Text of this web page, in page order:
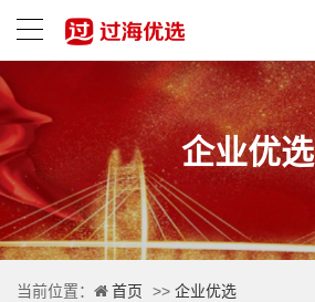
企业优选
当前位置： 首页 >> 企业优选